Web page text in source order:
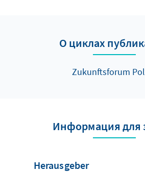
О циклах
Zukunftsforum
Информация для
Herausgeber